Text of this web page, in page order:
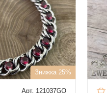
Знижка 25%
Арт. 121037GO